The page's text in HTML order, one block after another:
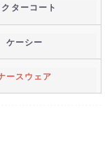
クターコート
ケーシー
ースウェア